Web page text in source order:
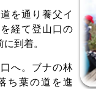
を通り養父イ
経て登山口の
到着。
へ。ブナの林
ち葉の道を進